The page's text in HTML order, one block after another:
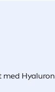
med Hyaluron